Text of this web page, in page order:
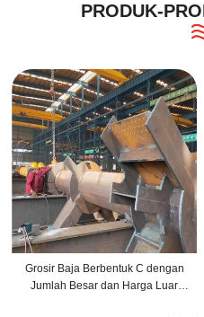
PRODUK-
Grosir Baja Berbentuk C dengan
Jumlah Besar dan Harga Luar